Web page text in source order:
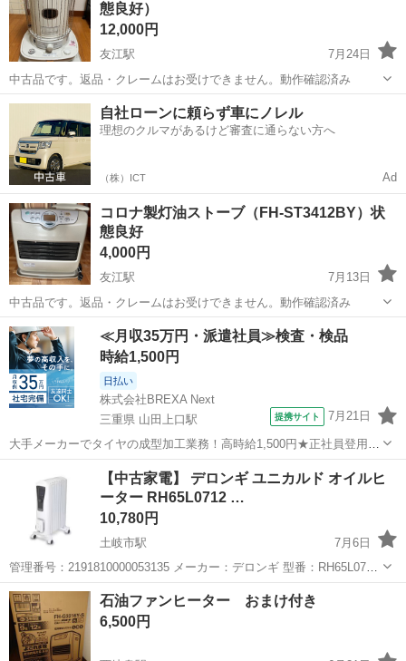
態良好）
12,000円
友江駅
7月24日
中古品です。返品・クレームはお受けできません。動作確認済み
岐阜 大垣市 友江駅 季節、空調家電
自社ローンに頼らず車にノレル
理想のクルマがあるけど審査に通らない方へ
（株）ICT Ad
コロナ製灯油ストーブ（FH-ST3412BY）状
態良好
4,000円
友江駅
7月13日
中古品です。返品・クレームはお受けできません。動作確認済み
岐阜 大垣市 友江駅 季節、空調家電 コロナ
≪月収35万円・派遣社員≫検査・検品
時給1,500円
日払い
株式会社BREXA Next
三重県 山田上口駅
提携サイト 7月21日
大手メーカーでタイヤの成型加工業務！高時給1,500円★正社員登用制
度あり！ワンルーム寮完備！マイカー通勤OK！無料駐車場あり！《三
重県伊勢市》 人気の工場のお仕事 ◇タイヤの製造◇ トラック・バ
ス・RV車用を中心とした...
山田上口駅 その他
【中古家電】 デロンギ ユニカルド オイルヒ
ーター RH65L0712 …
10,780円
土岐市駅
7月6日
管理番号：2191810000053135 メーカー：デロンギ 型番：RH65L0712
■サイズ・仕様 サイズ：長さ47.5 ×幅30 ×高さ68 (cm) 重量：13.5Kg
付属品：写真のものが全てです。 状...
岐阜 土岐市 土岐市駅 季節、空調家電 デロンギ
石油ファンヒーター おまけ付き
6,500円